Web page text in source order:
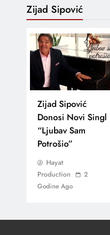
Zijad Sipović
Zijad Sipović
Donosi Novi Singl
“Ljubav Sam
Potrošio”
Hayat
Production
2
Godine Ago